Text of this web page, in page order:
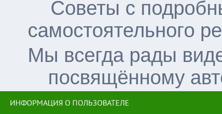
Советы с
самостоятельного
Мы всегда рады
посвящённому
ИНФОРМАЦИЯ О ПОЛЬЗОВАТЕЛЕ